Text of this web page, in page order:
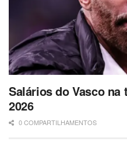
Salários do Vasco na
2026
0 COMPARTILHAMENTOS